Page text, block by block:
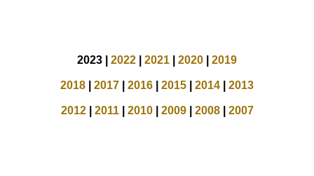
2023 | 2022 2021 2020 2019
2018 2017 2016 2015 2014 2013
2012| 2011| 2010| 2009| 2008| 2007